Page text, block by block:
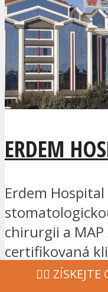
ERDEM
Erdem
chirurgii a MAP
certifikovaná
‍👩‍⚕